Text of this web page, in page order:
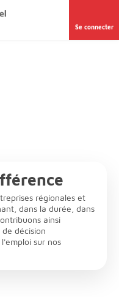
Se connecter
régionales et
dans la durée, dans
ainsi
décision
sur nos